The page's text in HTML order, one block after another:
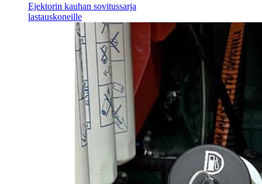
Ejektorin kauhan sovitussarja
lastauskoneille